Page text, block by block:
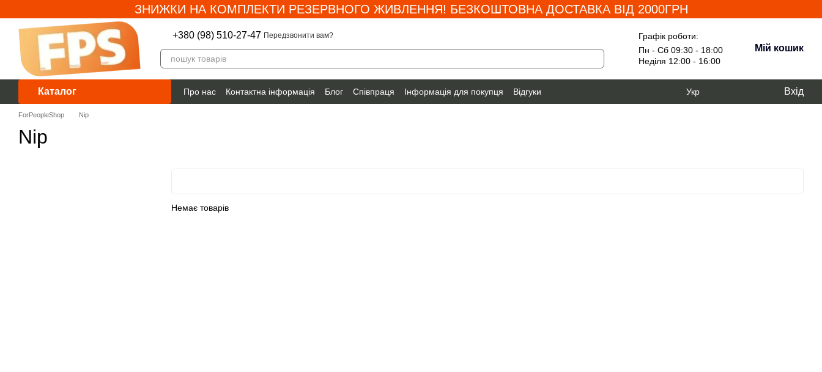
Перейти до основного контентуЗНИЖКИ НА КОМПЛЕКТИ РЕЗЕРВНОГО ЖИВЛЕННЯ! БЕЗКОШТОВНА ДОСТАВКА ВІД 2000ГРН
+380 (98) 510-27-47 Передзвонити вам?
Графік роботи:
Пн - Сб 09:30 - 18:00
Неділя 12:00 - 16:00
Мій кошик
Каталог Про нас Контактна інформація Блог Співпраця Інформація для покупця
Відгуки
Гарантія
Укр Вхід
ForPeopleShop Nip
Nip
Немає товарів